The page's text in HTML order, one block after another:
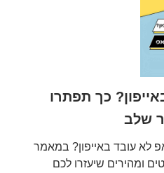
כך תפתרו
שלב
לא עובד באייפון? במאמר
ומהירים שיעזרו לכם